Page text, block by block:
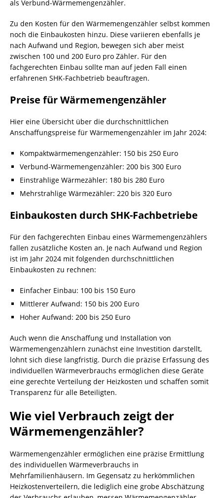
als Verbund-Wärmemengenzähler.
Zu den Kosten für den Wärmemengenzähler selbst kommen
noch die Einbaukosten hinzu. Diese variieren ebenfalls je
nach Aufwand und Region, bewegen sich aber meist
zwischen 100 und 200 Euro pro Zähler. Für den
fachgerechten Einbau sollte man auf jeden Fall einen
erfahrenen SHK-Fachbetrieb beauftragen.
Preise für Wärmemengenzähler
Hier eine Übersicht über die durchschnittlichen
Anschaffungspreise für Wärmemengenzähler im Jahr 2024:
Kompaktwärmemengenzähler: 150 bis 250 Euro
Verbund-Wärmemengenzähler: 200 bis 300 Euro
Einstrahlige Wärmezähler: 180 bis 280 Euro
Mehrstrahlige Wärmezähler: 220 bis 320 Euro
Einbaukosten durch SHK-Fachbetriebe
Für den fachgerechten Einbau eines Wärmemengenzählers
fallen zusätzliche Kosten an. Je nach Aufwand und Region
ist im Jahr 2024 mit folgenden durchschnittlichen
Einbaukosten zu rechnen:
Einfacher Einbau: 100 bis 150 Euro
Mittlerer Aufwand: 150 bis 200 Euro
Hoher Aufwand: 200 bis 250 Euro
Auch wenn die Anschaffung und Installation von
Wärmemengenzählern zunächst eine Investition darstellt,
lohnt sich diese langfristig. Durch die präzise Erfassung des
individuellen Wärmeverbrauchs ermöglichen diese Geräte
eine gerechte Verteilung der Heizkosten und schaffen somit
Transparenz für alle Beteiligten.
Wie viel Verbrauch zeigt der
Wärmemengenzähler?
Wärmemengenzähler ermöglichen eine präzise Ermittlung
des individuellen Wärmeverbrauchs in
Mehrfamilienhäusern. Im Gegensatz zu herkömmlichen
Heizkostenverteilern, die lediglich eine grobe Abschätzung